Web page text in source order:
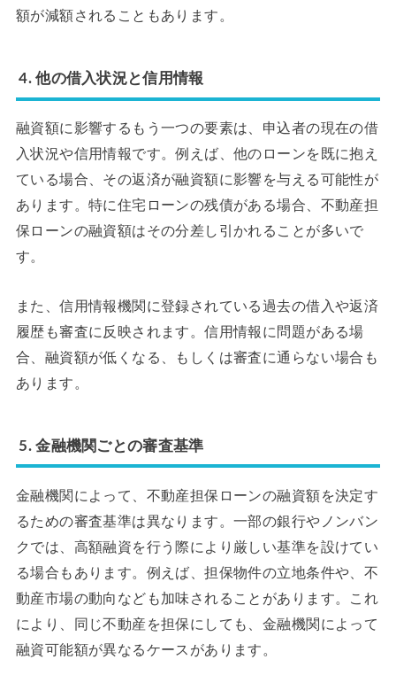
額が減額されることもあります。
4. 他の借入状況と信用情報
融資額に影響するもう一つの要素は、申込者の現在の借
入状況や信用情報です。例えば、他のローンを既に抱え
ている場合、その返済が融資額に影響を与える可能性が
あります。特に住宅ローンの残債がある場合、不動産担
保ローンの融資額はその分差し引かれることが多いで
す。
また、信用情報機関に登録されている過去の借入や返済
履歴も審査に反映されます。信用情報に問題がある場
合、融資額が低くなる、もしくは審査に通らない場合も
あります。
5. 金融機関ごとの審査基準
金融機関によって、不動産担保ローンの融資額を決定す
るための審査基準は異なります。一部の銀行やノンバン
クでは、高額融資を行う際により厳しい基準を設けてい
る場合もあります。例えば、担保物件の立地条件や、不
動産市場の動向なども加味されることがあります。これ
により、同じ不動産を担保にしても、金融機関によって
融資可能額が異なるケースがあります。